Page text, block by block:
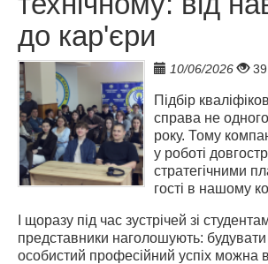
до кар'єри
10/06/2026
Підбір
справа не одного
року. Тому
у роботі
стратегічними
гості в нашому
І щоразу під час зустрічей зі
представники наголошують: будувати
особистий професійний успіх можна